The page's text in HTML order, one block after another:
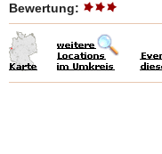
Bewertung: